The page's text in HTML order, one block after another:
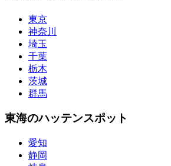
東京
神奈川
埼玉
千葉
栃木
茨城
群馬
東海のハッテンスポット
愛知
静岡